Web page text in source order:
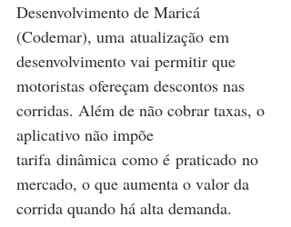
Desenvolvimento de Maricá
(Codemar), uma atualização em
desenvolvimento vai permitir que
motoristas ofereçam descontos nas
corridas. Além de não cobrar taxas, o
aplicativo não impõe
tarifa dinâmica como é praticado no
mercado, o que aumenta o valor da
corrida quando há alta demanda.